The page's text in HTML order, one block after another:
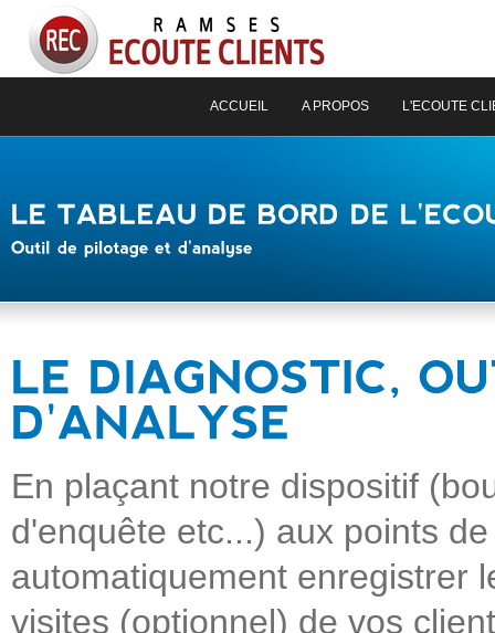
ACCUEIL A PROPOS L'ECOUTE
En plaçant notre dispositif
d'enquête etc...) aux points
automatiquement enregistrer
visites (optionnel) de vos